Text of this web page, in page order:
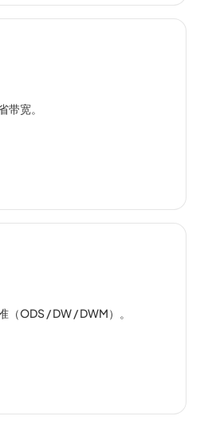
带宽。
（ODS / DW / DWM）。